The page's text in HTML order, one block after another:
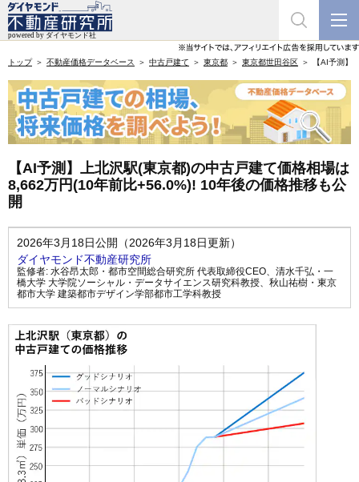
トップ 不動産価格データベース 中古戸建て 東京都 東京都世田谷区 【AI予測】
【AI予測】上北沢駅(東京都)の中古戸建て価格相場は
8,662万円(10年前比+56.0%)! 10年後の価格推移も公
開
2026年3月18日公開（2026年3月18日更新）
ダイヤモンド不動産研究所
監修者: 水谷昂太郎・都市空間総合研究所 代表取締役CEO、 清水千弘・一
橋大学 大学院ソーシャル・データサイエンス研究科教授、 秋山祐樹・東京
都市大学 建築都市デザイン学部都市工学科教授